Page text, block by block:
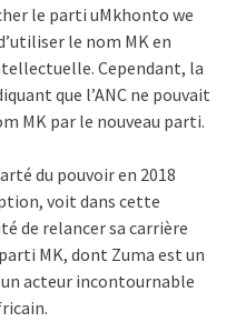
le parti uMkhonto we
le nom MK en
Cependant, la
que l’ANC ne pouvait
MK par le nouveau parti.
du pouvoir en 2018
voit dans cette
de relancer sa carrière
MK, dont Zuma est un
acteur incontournable